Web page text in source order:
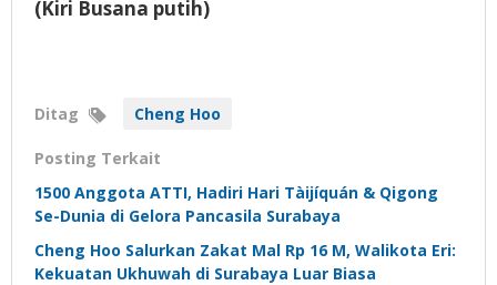
(Kiri Busana putih)
Ditag Cheng Hoo
Posting Terkait
1500 Anggota ATTI, Hadiri Hari Tàijíquán & Qigong
Se-Dunia di Gelora Pancasila Surabaya
Cheng Hoo Salurkan Zakat Mal Rp 16 M, Walikota Eri:
Kekuatan Ukhuwah di Surabaya Luar Biasa